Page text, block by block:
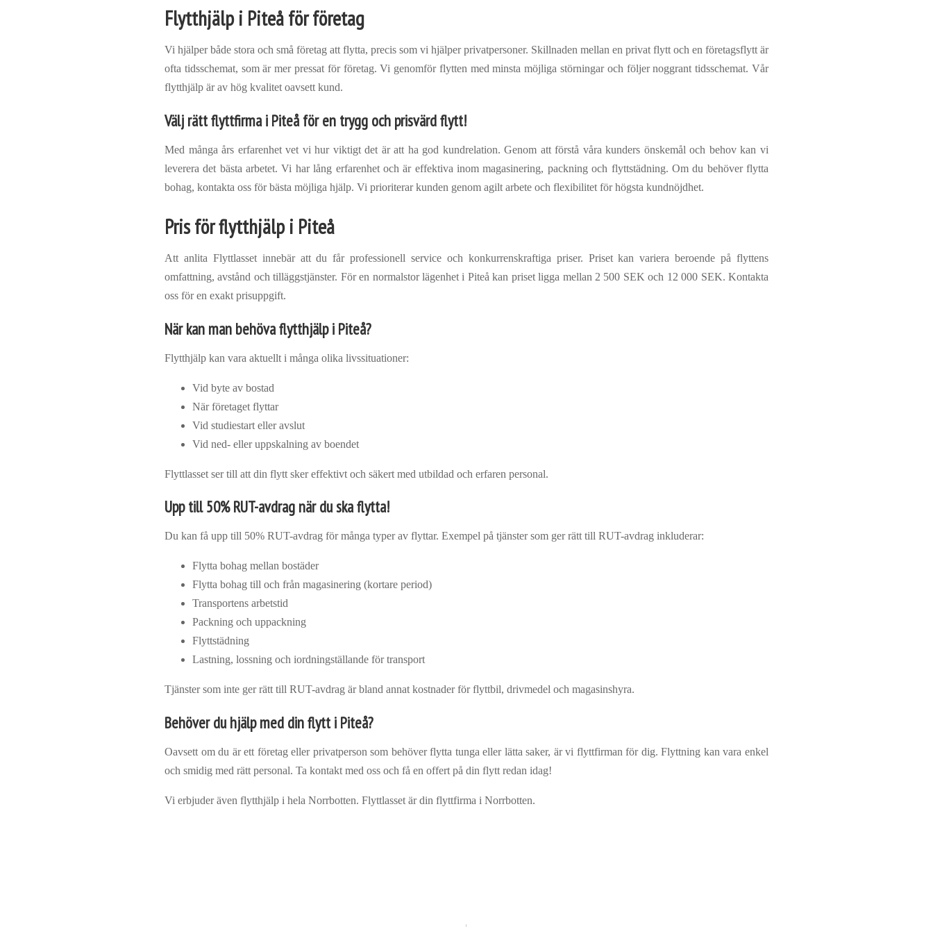
Flytthjälp i Piteå för företag
Vi hjälper både stora och små företag att flytta, precis som vi hjälper privatpersoner. Skillnaden mellan en privat flytt och en företagsflytt är
ofta tidsschemat, som är mer pressat för företag. Vi genomför flytten med minsta möjliga störningar och följer noggrant tidsschemat. Vår
flytthjälp är av hög kvalitet oavsett kund.
Välj rätt flyttfirma i Piteå för en trygg och prisvärd flytt!
Med många års erfarenhet vet vi hur viktigt det är att ha god kundrelation. Genom att förstå våra kunders önskemål och behov kan vi
leverera det bästa arbetet. Vi har lång erfarenhet och är effektiva inom magasinering, packning och flyttstädning. Om du behöver flytta
bohag, kontakta oss för bästa möjliga hjälp. Vi prioriterar kunden genom agilt arbete och flexibilitet för högsta kundnöjdhet.
Pris för flytthjälp i Piteå
Att anlita Flyttlasset innebär att du får professionell service och konkurrenskraftiga priser. Priset kan variera beroende på flyttens
omfattning, avstånd och tilläggstjänster. För en normalstor lägenhet i Piteå kan priset ligga mellan 2 500 SEK och 12 000 SEK. Kontakta
oss för en exakt prisuppgift.
När kan man behöva flytthjälp i Piteå?
Flytthjälp kan vara aktuellt i många olika livssituationer:
Vid byte av bostad
När företaget flyttar
Vid studiestart eller avslut
Vid ned- eller uppskalning av boendet
Flyttlasset ser till att din flytt sker effektivt och säkert med utbildad och erfaren personal.
Upp till 50% RUT-avdrag när du ska flytta!
Du kan få upp till 50% RUT-avdrag för många typer av flyttar. Exempel på tjänster som ger rätt till RUT-avdrag inkluderar:
Flytta bohag mellan bostäder
Flytta bohag till och från magasinering (kortare period)
Transportens arbetstid
Packning och uppackning
Flyttstädning
Lastning, lossning och iordningställande för transport
Tjänster som inte ger rätt till RUT-avdrag är bland annat kostnader för flyttbil, drivmedel och magasinshyra.
Behöver du hjälp med din flytt i Piteå?
Oavsett om du är ett företag eller privatperson som behöver flytta tunga eller lätta saker, är vi flyttfirman för dig. Flyttning kan vara enkel
och smidig med rätt personal. Ta kontakt med oss och få en offert på din flytt redan idag!
Vi erbjuder även flytthjälp i hela Norrbotten. Flyttlasset är din flyttfirma i Norrbotten.